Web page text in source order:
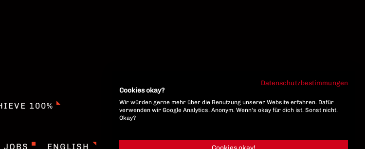
100%
JOBS ENGLISH
Datenschutzbestimmungen
Cookies okay?
Wir würden gerne mehr über die Benutzung unserer Website erfahren. Dafür
verwenden wir Google Analytics. Anonym. Wenn's okay für dich ist. Sonst nicht.
Okay?